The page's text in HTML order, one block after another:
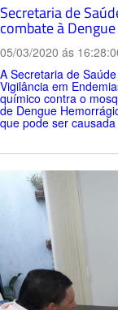
Secretaria de
combate à Dengue
05/03/2020 ás
A Secretaria de
Vigilância em
químico contra o
de Dengue
que pode ser